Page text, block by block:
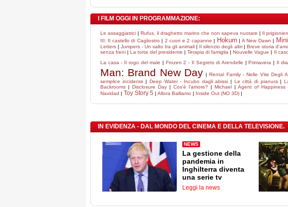
I FILM OGGI IN PROGRAMMAZIONE:
Le assaggiatrici | Rufus, il draghetto marino che non sapeva nuotare | Il
III: Il castello di Cagliostro | 2 cuori e 2 capanne | Hokum | A New Dawn |
Letters |Jumpers - Un salto tra gli animali | Il silenzio degli altri| Breve storia
senza freni |La torta del presidente | Terapia di famiglia |Nouvelle Vague | Il
La casa - Il rogo del male | Frozen 2 - Il Segreto di Arendelle |Primavera | Il
Man: Brand New Day |Rental Family - Nelle Vite Degli
semplice incidente |Deep Water - Incubo dagli abissi | Le città di pianura |
Backrooms | Disclosure Day| Cos'è l'amore? | Michael| Agent of
Navidad | Toy Story 5 | Allora Balliamo | Inside Out (NO 3D) |
IN EVIDENZA - DAL MONDO DEL CINEMA E DELLA TELEVISIONE.
NEWS
La gestione della
pandemia in
Inghilterra diventa
una serie tv
Leggi la news